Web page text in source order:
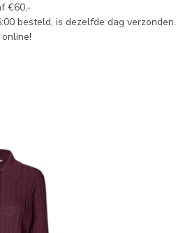
€60,-
besteld, is dezelfde dag verzonden.